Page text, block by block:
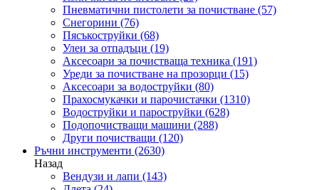
Пневматични пистолети за почистване (57)
Снегорини (76)
Пясъкоструйки (68)
Улеи за отпадъци (19)
Аксесоари за почистваща техника (191)
Уреди за почистване на прозорци (15)
Аксесоари за водоструйки (80)
Прахосмукачки и парочистачки (1310)
Водоструйки и пароструйки (628)
Подопочистващи машини (288)
Други почистващи (120)
Ръчни инструменти (2630)
Назад
Вендузи и лапи (143)